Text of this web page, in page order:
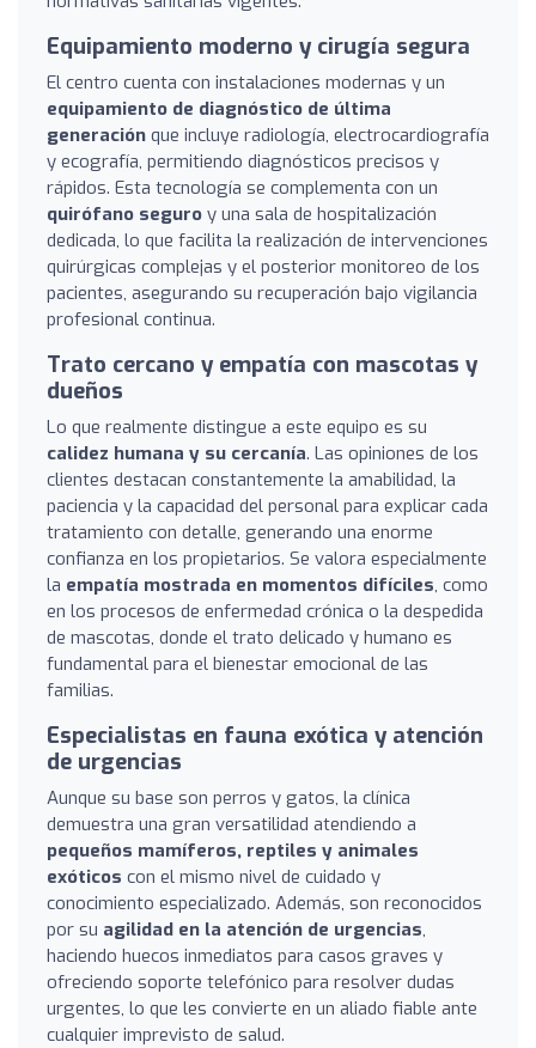
Equipamiento moderno y cirugía segura
El centro cuenta con instalaciones modernas y un
equipamiento de diagnóstico de última
generación que incluye radiología, electrocardiografía
y ecografía, permitiendo diagnósticos precisos y
rápidos. Esta tecnología se complementa con un
quirófano seguro y una sala de hospitalización
dedicada, lo que facilita la realización de intervenciones
quirúrgicas complejas y el posterior monitoreo de los
pacientes, asegurando su recuperación bajo vigilancia
profesional continua.
Trato cercano y empatía con mascotas y
dueños
Lo que realmente distingue a este equipo es su
calidez humana y su cercanía. Las opiniones de los
clientes destacan constantemente la amabilidad, la
paciencia y la capacidad del personal para explicar cada
tratamiento con detalle, generando una enorme
confianza en los propietarios. Se valora especialmente
la empatía mostrada en momentos difíciles, como
en los procesos de enfermedad crónica o la despedida
de mascotas, donde el trato delicado y humano es
fundamental para el bienestar emocional de las
familias.
Especialistas en fauna exótica y atención
de urgencias
Aunque su base son perros y gatos, la clínica
demuestra una gran versatilidad atendiendo a
pequeños mamíferos, reptiles y animales
exóticos con el mismo nivel de cuidado y
conocimiento especializado. Además, son reconocidos
por su agilidad en la atención de urgencias,
haciendo huecos inmediatos para casos graves y
ofreciendo soporte telefónico para resolver dudas
urgentes, lo que les convierte en un aliado fiable ante
cualquier imprevisto de salud.